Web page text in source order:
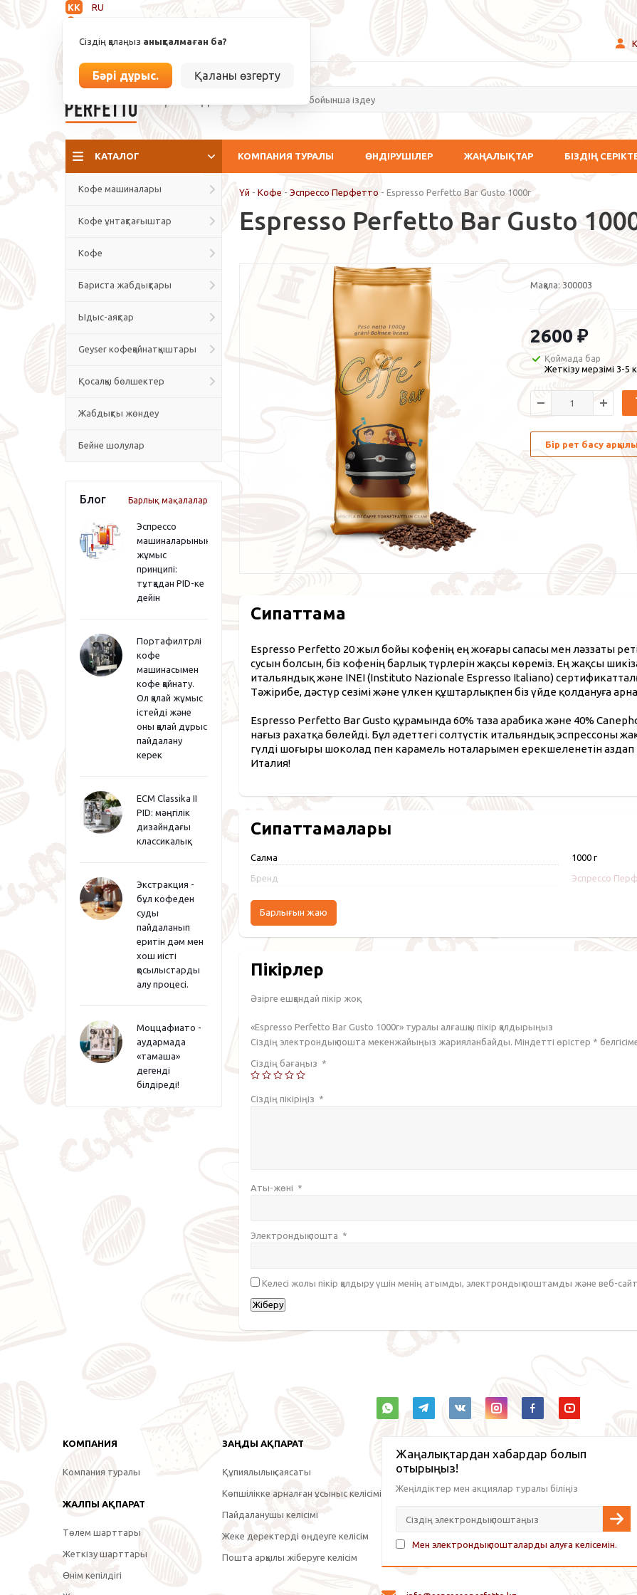
KK
RU
Сіздің қалаңыз анықталмаған ба?
Бәрі дұрыс. Қаланы өзгерту
info@espressoperfetto.kz
КАТАЛОГ КОМПАНИЯ ТУРАЛЫ ӨНДІРУШІЛЕР ЖАҢАЛЫҚТАР БІЗДІҢ
Кофе машиналары
Кофе ұнтақтағыштар
Кофе
Бариста жабдықтары
Ыдыс-аяқтар
Geyser кофеқайнатқыштары
Қосалқы бөлшектер
Жабдықты жөндеу
Бейне шолулар
Блог Барлық мақалалар
Эспрессо
машиналарының
жұмыс
принципі:
тұтқадан PID-ке
дейін
Портафилтрлі
кофе
машинасымен
кофе қайнату.
Ол қалай жұмыс
істейді және
оны қалай дұрыс
пайдалану
керек
ECM Classika II
PID: мәңгілік
дизайндағы
классикалық
Экстракция -
бұл кофеден
суды
пайдаланып
еритін дәм мен
хош иісті
қосылыстарды
алу процесі.
Моццафиато -
аудармада
«тамаша»
дегенді
білдіреді!
Үй - Кофе - Эспрессо Перфетто - Espresso Perfetto Bar Gusto 1000г
Espresso Perfetto Bar Gusto
Мақала: 300003
2600 ₽
Қоймада бар
Жеткізу мерзімі 3-5
Бір рет басу
Сипаттама
Espresso Perfetto 20 жыл бойы кофенің ең жоғары сапасы мен ләззаты
сусын болсын, біз кофенің барлық түрлерін жақсы көреміз. Ең жақсы
итальяндық және INEI (Instituto Nazionale Espresso Italiano)
Тәжірибе, дәстүр сезімі және үлкен құштарлықпен біз үйде қолдануға
Espresso Perfetto Bar Gusto құрамында 60% таза арабика және 40%
нағыз рахатқа бөлейді. Бұл әдеттегі солтүстік итальяндық эспрессоны
гүлді шоғыры шоколад пен карамель ноталарымен ерекшеленетін
Италия!
Сипаттамалары
Салмақ 1000 г
Бренд Эспрессо
Барлығын жаю
Пікірлер
Әзірге ешқандай пікір жоқ.
«Espresso Perfetto Bar Gusto 1000г» туралы алғашқы пікір қалдырыңыз
Сіздің электрондық пошта мекенжайыңыз жарияланбайды. Міндетті өрістер *
Сіздің бағаңыз *
Сіздің пікіріңіз *
Аты-жөні *
Электрондық пошта *
Келесі жолы пікір қалдыру үшін менің атымды, электрондық поштамды және веб-
КОМПАНИЯ
Компания туралы
ЖАЛПЫ АҚПАРАТ
Төлем шарттары
Жеткізу шарттары
Өнім кепілдігі
ЗАҢДЫ АҚПАРАТ
Құпиялылық саясаты
Көпшілікке арналған ұсыныс келісімі
Пайдаланушы келісімі
Жеке деректерді өңдеуге келісім
Пошта арқылы жіберуге келісім
Жаңалықтардан хабардар болып
отырыңыз!
Жеңілдіктер мен акциялар туралы біліңіз
Мен электрондық пошталарды алуға келісемін.